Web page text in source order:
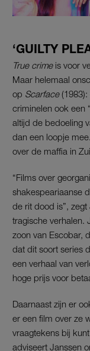
‘GUILTY
True crime is voor
Maar helemaal
op Scarface
criminelen ook een
altijd de bedoeling
dan een loopje
over de maffia in
“Films over
shakespeariaanse
de rit dood is”,
tragische verhalen.
zoon van Escobar,
dat dit soort series
een verhaal van
hoge prijs voor
Daarnaast zijn er
er een film over ze
vraagtekens bij
adviseert Janssen